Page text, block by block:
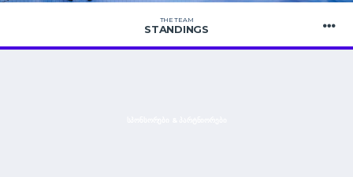
THE TEAM
STANDINGS